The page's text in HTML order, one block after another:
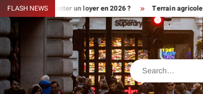
Skip
to
content
FLASH NEWS
augmenter un loyer en 2026 ? Terrain agricole à
Search